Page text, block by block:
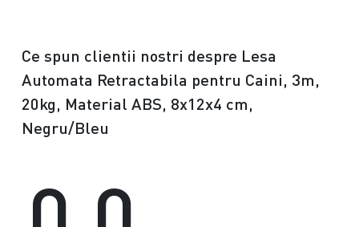
Ce spun clientii nostri despre Lesa
Automata Retractabila pentru Caini, 3m,
20kg, Material ABS, 8x12x4 cm,
Negru/Bleu